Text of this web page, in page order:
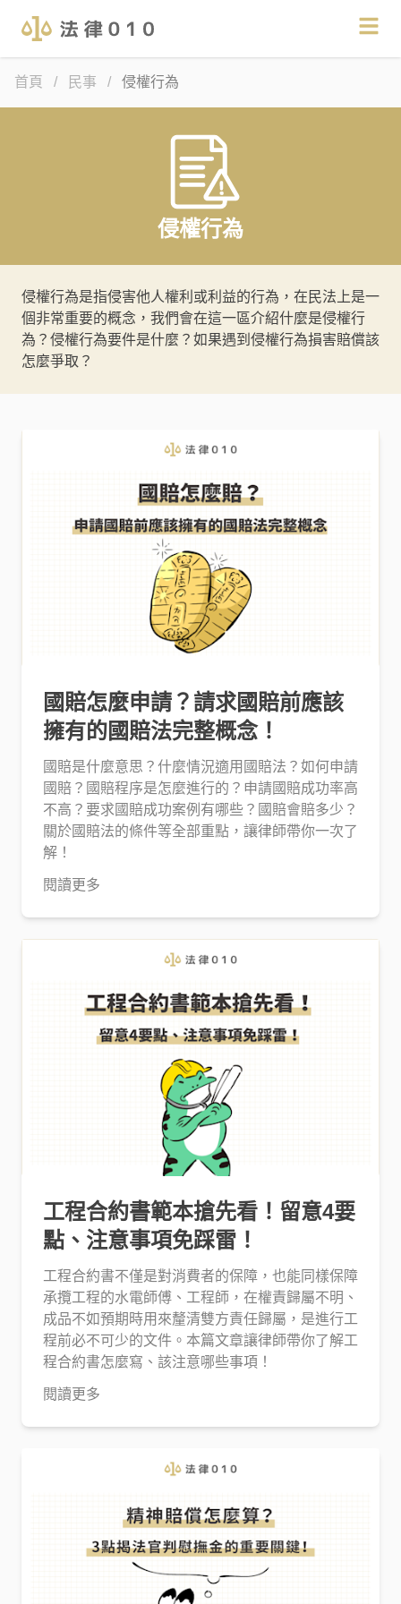
首頁 / 民事 / 侵權行為
侵權行為
侵權行為是指侵害他人權利或利益的行為，在民法上是一
個非常重要的概念，我們會在這一區介紹什麼是侵權行
為？侵權行為要件是什麼？如果遇到侵權行為損害賠償該
怎麼爭取？
國賠怎麼申請？請求國賠前應該
擁有的國賠法完整概念！
國賠是什麼意思？什麼情況適用國賠法？如何申請
國賠？國賠程序是怎麼進行的？申請國賠成功率高
不高？要求國賠成功案例有哪些？國賠會賠多少？
關於國賠法的條件等全部重點，讓律師帶你一次了
解！
閱讀更多
工程合約書範本搶先看！留意4要
點、注意事項免踩雷！
工程合約書不僅是對消費者的保障，也能同樣保障
承攬工程的水電師傅、工程師，在權責歸屬不明、
成品不如預期時用來釐清雙方責任歸屬，是進行工
程前必不可少的文件。本篇文章讓律師帶你了解工
程合約書怎麼寫、該注意哪些事項！
閱讀更多